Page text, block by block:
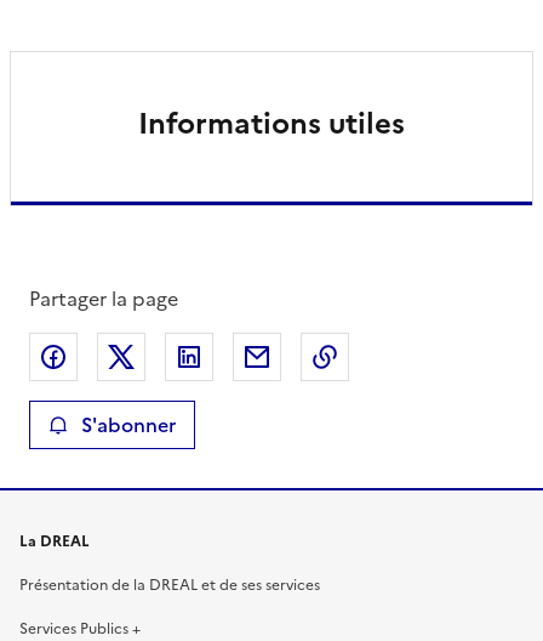
Informations utiles
Partager la page
Partager sur Facebook
Partager sur XPartager sur LinkedIn
Partager par email
S'abonner
La DREAL
Présentation de la DREAL et de ses services
Services Publics +